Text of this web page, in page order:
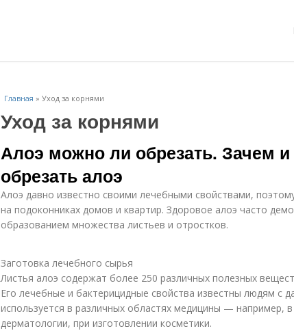
Главная » Уход за корнями
Уход за корнями
Алоэ можно ли обрезать. Зачем и
обрезать алоэ
Алоэ давно известно своими лечебными свойствами,
на подоконниках домов и квартир. Здоровое алоэ часто
образованием множества листьев и отростков.
Заготовка лечебного сырья
Листья алоэ содержат более 250 различных полезных
Его лечебные и бактерицидные свойства известны людям с
используется в различных областях медицины — например,
дерматологии, при изготовлении косметики.